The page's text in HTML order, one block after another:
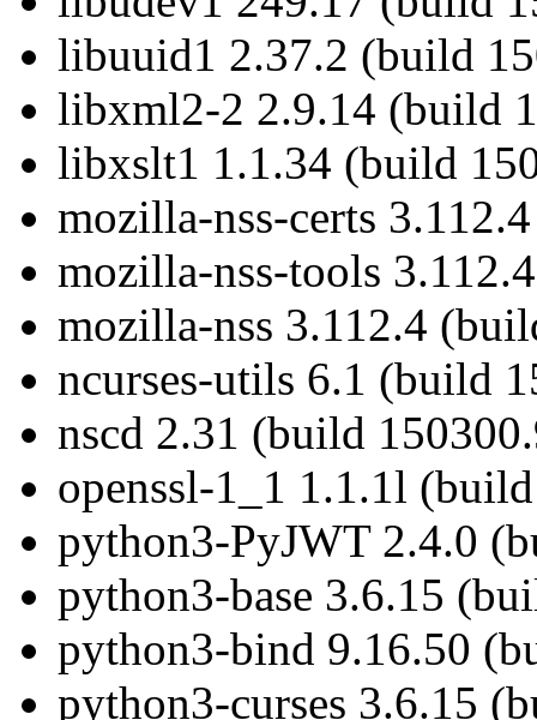
libuuid1 2.37.2 (build
libxml2-2 2.9.14 (build
libxslt1 1.1.34 (build
mozilla-nss-certs
mozilla-nss-tools
mozilla-nss 3.112.4
ncurses-utils 6.1 (build
nscd 2.31 (build
openssl-1_1 1.1.1l
python3-PyJWT 2.4.0
python3-base 3.6.15
python3-bind 9.16.50
python3-curses 3.6.15